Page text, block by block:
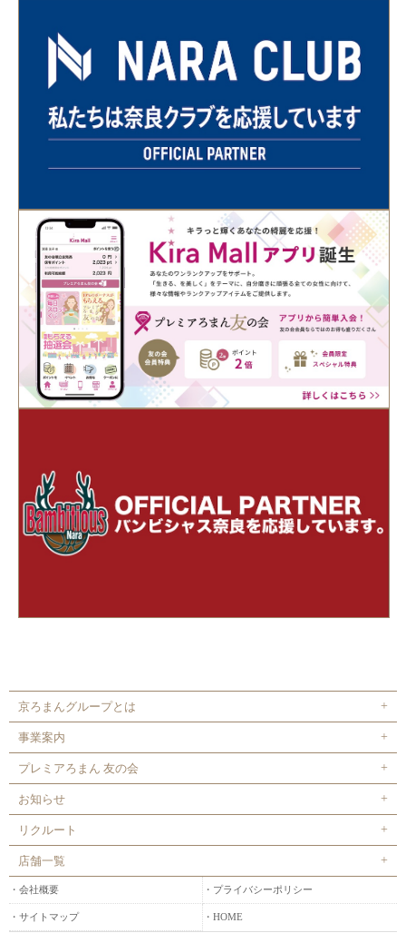
京ろまんグループとは
事業案内
プレミアろまん 友の会
お知らせ
リクルート
店舗一覧
会社概要 プライバシーポリシー
サイトマップ HOME